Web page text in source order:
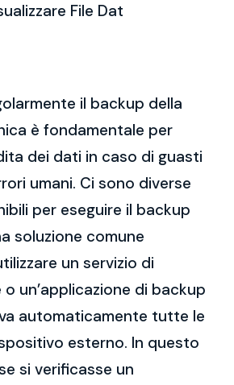
File Dat
il backup della
è fondamentale per
dei dati in caso di guasti
umani. Ci sono diverse
per eseguire il backup
soluzione comune
un servizio di
un’applicazione di backup
automaticamente tutte le
esterno. In questo
si verificasse un